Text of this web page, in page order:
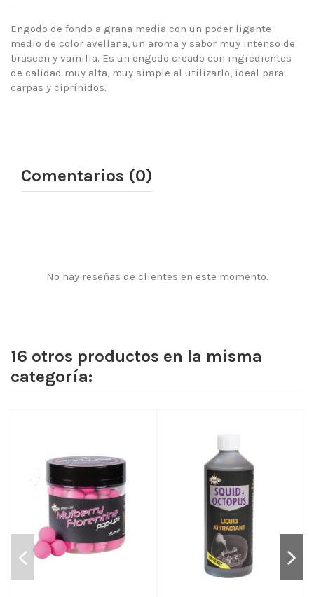
Engodo de fondo a grana media con un poder ligante
medio de color avellana, un aroma y sabor muy intenso de
braseen y vainilla. Es un engodo creado con ingredientes
de calidad muy alta, muy simple al utilizarlo, ideal para
carpas y ciprínidos.
Comentarios (0)
No hay reseñas de clientes en este momento.
16 otros productos en la misma
categoría: